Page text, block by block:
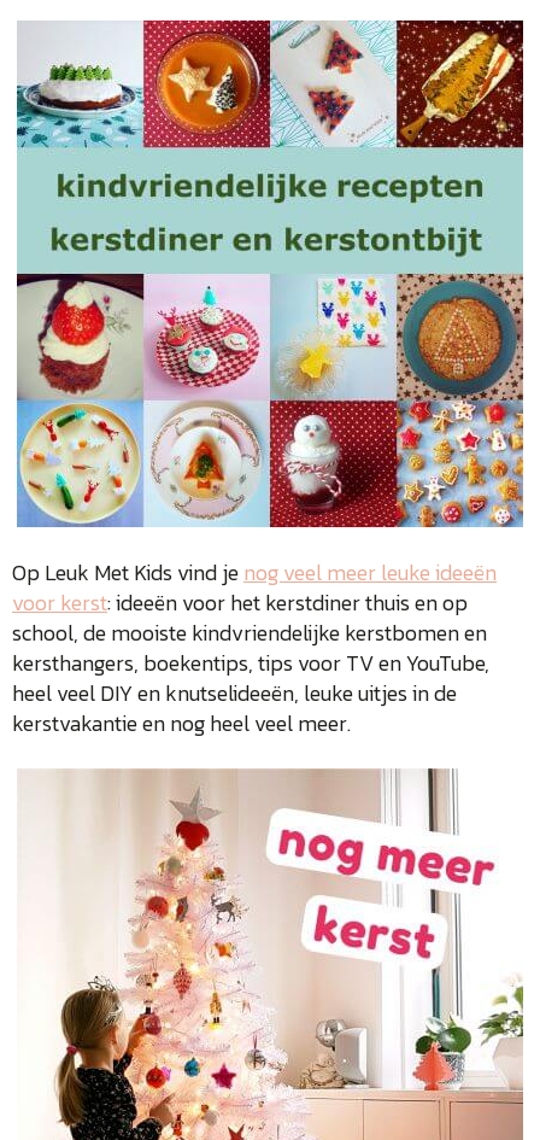
Op Leuk Met Kids vind jenog veel meer leuke ideeën
voor kerst: ideeën voor het kerstdiner thuis en op
school, de mooiste kindvriendelijke kerstbomen en
kersthangers, boekentips, tips voor TV en YouTube,
heel veel DIY en knutselideeën, leuke uitjes in de
kerstvakantie en nog heel veel meer.